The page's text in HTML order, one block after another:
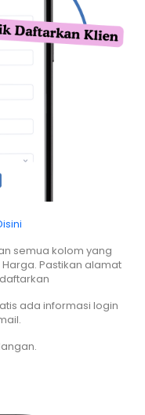
semua kolom yang
Pastikan alamat
ada informasi login